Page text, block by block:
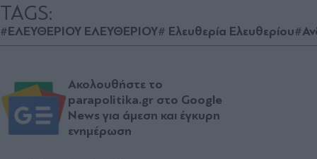
TAGS:
#ΕΛΕΥΘΕΡΙΟΥ ΕΛΕΥΘΕΡΙΟΥ# Ελευθερία Ελευθερίου
Ακολουθήστε το
parapolitika.gr στο Google
News για άμεση και έγκυρη
ενημέρωση